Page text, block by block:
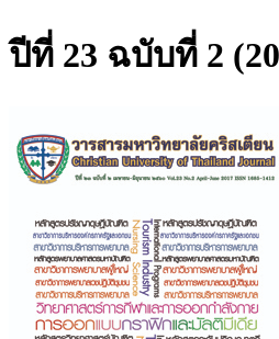
ปีที่ 23 ฉบับที่ 2